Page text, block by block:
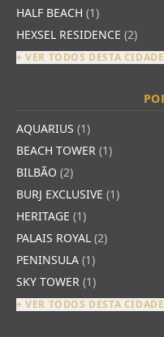
HALF BEACH (1)
HEXSEL RESIDENCE (2)
+ VER TODOS DESTA CIDADE
AQUARIUS (1)
BEACH TOWER (1)
BILBÃO (2)
BURJ EXCLUSIVE (1)
HERITAGE (1)
PALAIS ROYAL (2)
PENINSULA (1)
SKY TOWER (1)
+ VER TODOS DESTA CIDADE